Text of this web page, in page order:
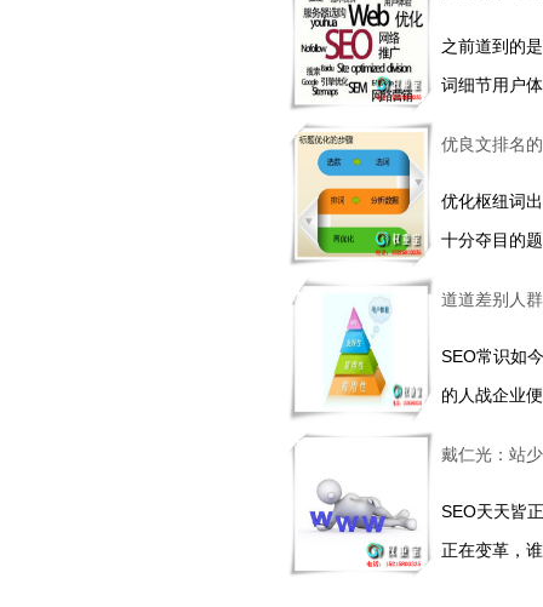
之前道到的
词细节用户
优良文排名
优化枢纽词
十分夺目的
道道差别人
SEO常识如
的人战企业
戴仁光：站
SEO天天皆
正在变革，